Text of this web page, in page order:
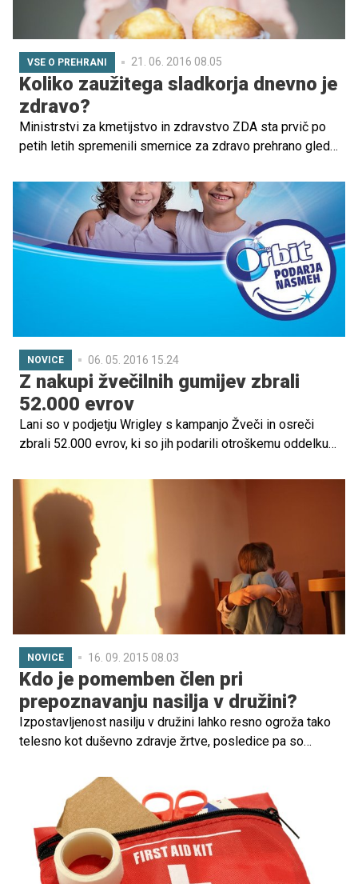
VSE O PREHRANI 21. 06. 2016 08.05
Koliko zaužitega sladkorja dnevno je
zdravo?
Ministrstvi za kmetijstvo in zdravstvo ZDA sta prvič po
petih letih spremenili smernice za zdravo prehrano glede
sprememb ni. Vse je namreč zdravo v zmernih količinah.
NOVICE 06. 05. 2016 15.24
Z nakupi žvečilnih gumijev zbrali
52.000 evrov
Lani so v podjetju Wrigley s kampanjo Žveči in osreči
zbrali 52.000 evrov, ki so jih podarili otroškemu oddelku
opreme.
NOVICE 16. 09. 2015 08.03
Kdo je pomemben člen pri
prepoznavanju nasilja v družini?
Izpostavljenost nasilju v družini lahko resno ogroža tako
telesno kot duševno zdravje žrtve, posledice pa so
prepoznavanja in obravnavanja nasilja v družini pa so tudi
zdravstveni delavci, so opozorili na srečanju z mediji
pred uvodno konferenco projekta POND_SiZdrav.